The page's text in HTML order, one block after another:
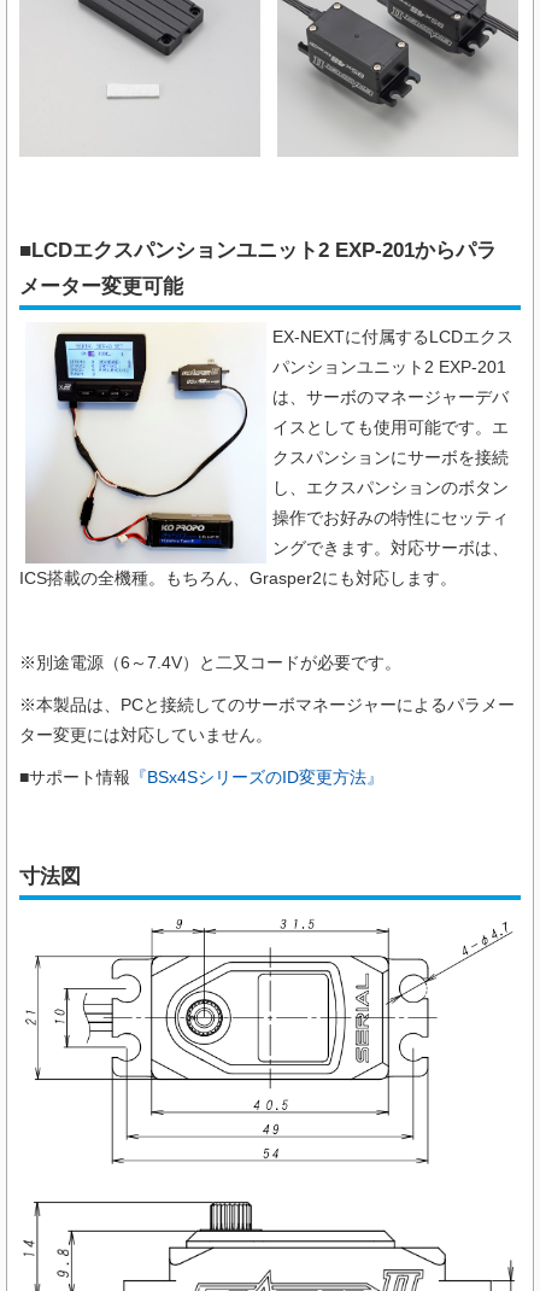
■LCDエクスパンションユニット2 EXP-201からパラ
メーター変更可能
EX-NEXTに付属するLCDエクス
パンションユニット2 EXP-201
は、サーボのマネージャーデバ
イスとしても使用可能です。エ
クスパンションにサーボを接続
し、エクスパンションのボタン
操作でお好みの特性にセッティ
ングできます。対応サーボは、
ICS搭載の全機種。もちろん、Grasper2にも対応します。
※別途電源（6～7.4V）と二又コードが必要です。
※本製品は、PCと接続してのサーボマネージャーによるパラメー
ター変更には対応していません。
■サポート情報 『BSx4SシリーズのID変更方法』
寸法図